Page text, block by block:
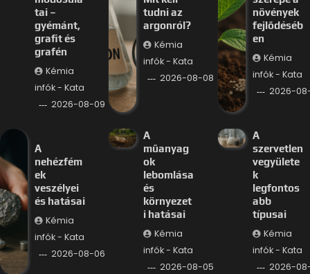
tai –
gyémánt,
grafit és
grafén
Kémia
infók - Kata
2026-08-09
tudni az
argonról?
Kémia
infók - Kata
2026-08-08
növények
fejlődéséb
en
Kémia
infók - Kata
2026-
A
nehézfém
ek
veszélyei
és hatásai
Kémia
infók - Kata
2026-08-06
A
műanyag
ok
lebomlása
és
környezet
i hatásai
Kémia
infók - Kata
2026-08-05
A
szervetlen
vegyülete
k
legfontos
abb
típusai
Kémia
infók - Kata
2026-